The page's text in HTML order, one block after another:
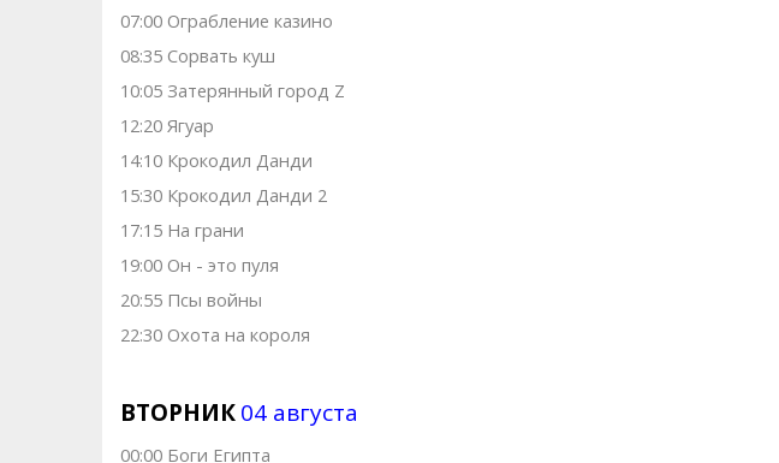
07:00 Ограбление казино
08:35 Сорвать куш
10:05 Затерянный город Z
12:20 Ягуар
14:10 Крокодил Данди
15:30 Крокодил Данди 2
17:15 На грани
19:00 Он - это пуля
20:55 Псы войны
22:30 Охота на короля
ВТОРНИК04 августа
00:00 Боги Египта